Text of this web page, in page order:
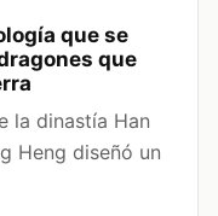
que se
que
la dinastía Han
Heng diseñó un